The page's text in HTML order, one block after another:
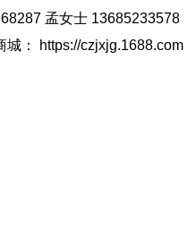
孟女士 13685233578
城： https://czjxjg.1688.com